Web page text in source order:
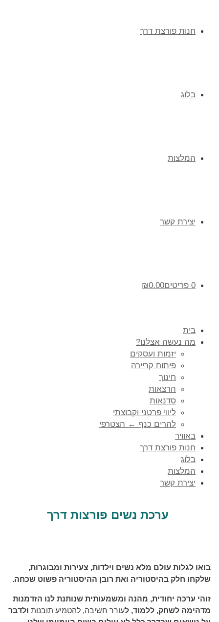
חנות פורצת דרך
בלוג
המלצות
יצירת קשר
0 פריטים ₪0.00
בית
מה נעשה אצלנו?
יזמות ועסקים
פיתוח קריירה
חינוך
הרצאות
סדנאות
ליווי פרטני וקבוצתי
להרים כנף ← הצטרפי
באוויר
חנות פורצת דרך
בלוג
המלצות
יצירת קשר
ערכת נשים פורצות דרך
בואו לגלות עולם מלא נשים וילדות, צעירות ומבוגרות,
שלקחו חלק בהיסטוריה ואת רובן ההיסטוריה פשוט שכחה.
זוהי ערכה יחודית, מהנה ומשמעותית שנותנת לנו הזדמנות
מדהימה לשחק, ללמוד, לעורר חשיבה, להטמיע תובנות ולדבר